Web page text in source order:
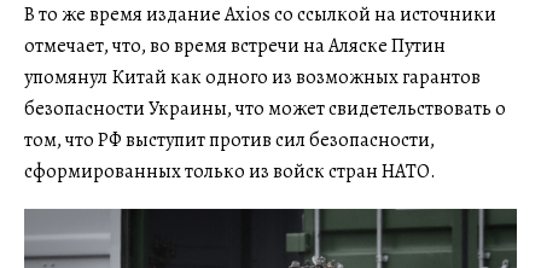
В то же время издание Axios со ссылкой на источники
отмечает, что, во время встречи на Аляске Путин
упомянул Китай как одного из возможных гарантов
безопасности Украины, что может свидетельствовать о
том, что РФ выступит против сил безопасности,
сформированных только из войск стран НАТО.